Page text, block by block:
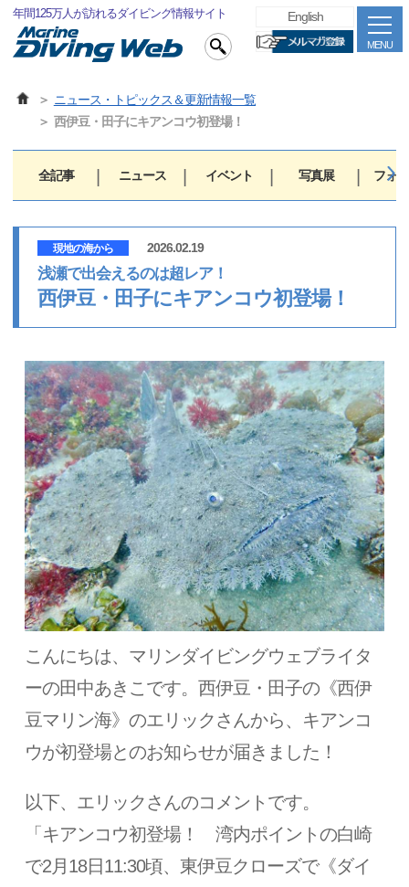
年間125万人が訪れるダイビング情報サイト
MENU
English
ニュース・トピックス＆更新情報一覧
西伊豆・田子にキアンコウ初登場！
全記事 ニュース イベント 写真展 フォ
現地の海から 2026.02.19
浅瀬で出会えるのは超レア！
西伊豆・田子にキアンコウ初登場！
こんにちは、マリンダイビングウェブライタ
ーの田中あきこです。西伊豆・田子の《西伊
豆マリン海》のエリックさんから、キアンコ
ウが初登場とのお知らせが届きました！
以下、エリックさんのコメントです。
「キアンコウ初登場！ 湾内ポイントの白崎
で2月18日11:30頃、東伊豆クローズで《ダイ